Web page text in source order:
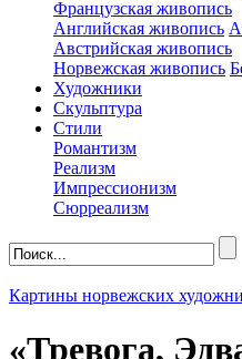
Французская живопись
Английская живопись
Австрийская живопись
Норвежская живопись
Художники
Скульптура
Стили
Романтизм
Реализм
Импрессионизм
Сюрреализм
Картины норвежских
«Тревога,